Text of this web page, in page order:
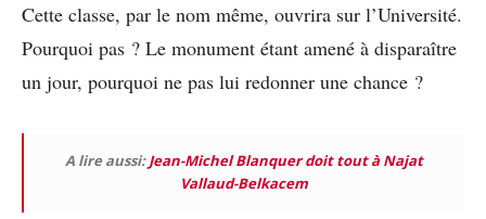
Cette classe, par le nom même, ouvrira sur l’Université.
Pourquoi pas ? Le monument étant amené à disparaître
un jour, pourquoi ne pas lui redonner une chance ?
A lire aussi:Jean-Michel Blanquer doit tout à Najat
Vallaud-Belkacem